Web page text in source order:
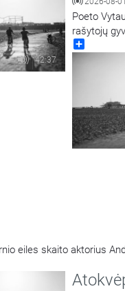
42:37
Poeto
rašytojų
eiles skaito aktorius